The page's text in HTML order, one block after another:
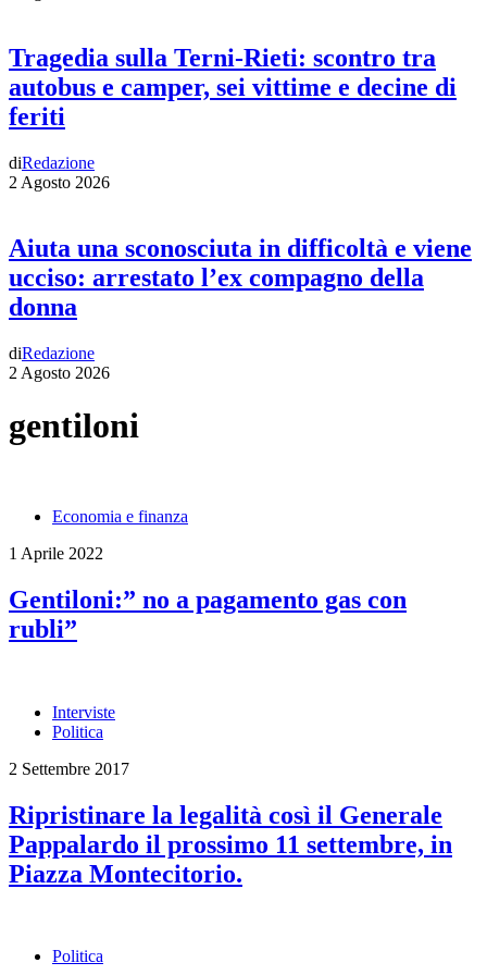
Tragedia sulla Terni-Rieti: scontro tra
autobus e camper, sei vittime e decine di
feriti
diRedazione
2 Agosto 2026
Aiuta una sconosciuta in difficoltà e viene
ucciso: arrestato l’ex compagno della
donna
diRedazione
2 Agosto 2026
gentiloni
Economia e finanza
1 Aprile 2022
Gentiloni:” no a pagamento gas con
rubli”
Interviste
Politica
2 Settembre 2017
Ripristinare la legalità così il Generale
Pappalardo il prossimo 11 settembre, in
Piazza Montecitorio.
Politica